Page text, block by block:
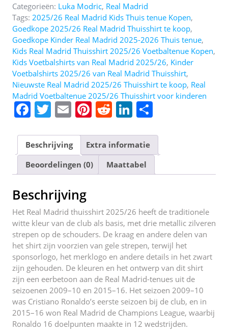
Categorieën: Luka Modric, Real Madrid
Tags: 2025/26 Real Madrid Kids Thuis tenue Kopen,
Goedkope 2025/26 Real Madrid Thuisshirt te koop,
Goedkope Kinder Real Madrid 2025-2026 Thuis tenue,
Kids Real Madrid Thuisshirt 2025/26 Voetbaltenue Kopen,
Kids Voetbalshirts van Real Madrid 2025/26, Kinder
Voetbalshirts 2025/26 van Real Madrid Thuisshirt,
Nieuwste Real Madrid 2025/26 Thuisshirt te koop, Real
Madrid Voetbaltenue 2025/26 Thuisshirt voor kinderen
F
c
e
b
o
o
k
T
itt
er
E
ai
l
Pi
er
e
st
R
d
di
t
Li
k
e
dI
e
n
Beschrijving
Extra informatie
Beoordelingen (0)
Maattabel
Beschrijving
Het Real Madrid thuisshirt 2025/26 heeft de traditionele
witte kleur van de club als basis, met drie metallic zilveren
strepen op de schouders. De kraag en andere delen van
het shirt zijn voorzien van gele strepen, terwijl het
sponsorl­ogo, het merkl­ogo en andere details in het zwart
zijn gehouden. De kleuren en het ontwerp van dit shirt
zijn een eerbetoon aan de Real Madrid-tenues uit de
seizoenen 2009–10 en 2015–16. Het seizoen 2009–10
was Cristiano Ronaldo’s eerste seizoen bij de club, en in
2015–16 won Real Madrid de Champions League, waarbij
Ronaldo 16 doelpunten maakte in 12 wedstrijden.